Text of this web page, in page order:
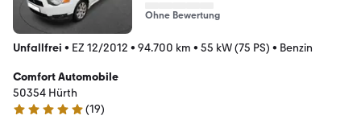
Ohne Bewertung
Unfallfrei • EZ 12/2012 • 94.700 km • 55 kW (75 PS) • Benzin
Comfort Automobile
50354 Hürth
4.8 Sterne
(19)